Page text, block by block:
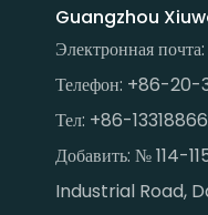
Guangzhou
Электронная почта:
Телефон: +86-
Тел: +86-
Добавить: № 114-
Industrial Road,